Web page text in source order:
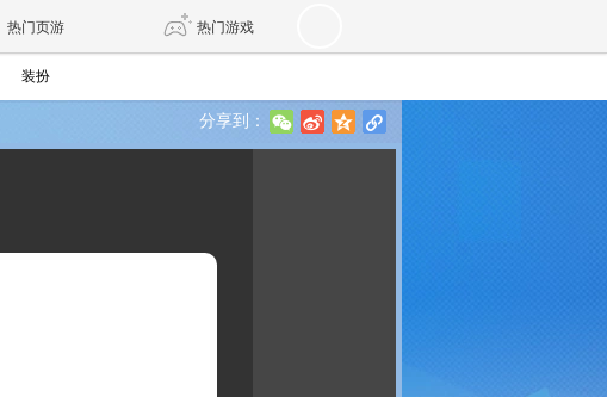
热门页游 热门游戏
装扮
分享到： w t z l